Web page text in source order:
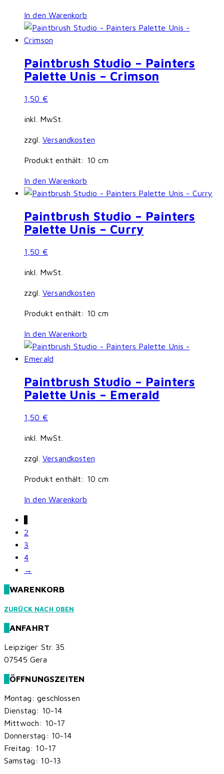
In den Warenkorb
Paintbrush Studio – Painters
Palette Unis – Crimson
1,50 €
inkl. MwSt.
zzgl. Versandkosten
Produkt enthält: 10 cm
In den Warenkorb
Paintbrush Studio – Painters
Palette Unis – Curry
1,50 €
inkl. MwSt.
zzgl. Versandkosten
Produkt enthält: 10 cm
In den Warenkorb
Paintbrush Studio – Painters
Palette Unis – Emerald
1,50 €
inkl. MwSt.
zzgl. Versandkosten
Produkt enthält: 10 cm
In den Warenkorb
2
3
4
→
WARENKORB
ZURÜCK NACH OBEN
ANFAHRT
Leipziger Str. 35
07545 Gera
ÖFFNUNGSZEITEN
Montag: geschlossen
Dienstag: 10-14
Mittwoch: 10-17
Donnerstag: 10-14
Freitag: 10-17
Samstag: 10-13